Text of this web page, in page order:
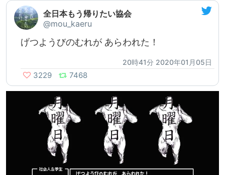
全日本もう帰りたい協会
@mou_kaeru
げつようびのむれが あらわれた！
20時41分 2020年01月05日
3229 7468